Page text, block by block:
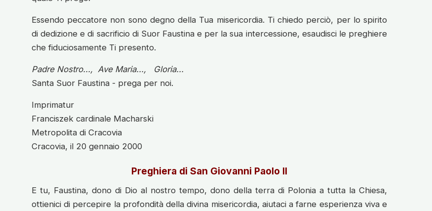
Essendo peccatore non sono degno della Tua misericordia. Ti chiedo perciò, per lo spirito
di dedizione e di sacrificio di Suor Faustina e per la sua intercessione, esaudisci le preghiere
che fiduciosamente Ti presento.
Padre Nostro..., Ave Maria..., Gloria...
Santa Suor Faustina - prega per noi.
Imprimatur
Franciszek cardinale Macharski
Metropolita di Cracovia
Cracovia, il 20 gennaio 2000
Preghiera di San Giovanni Paolo II
E tu, Faustina, dono di Dio al nostro tempo, dono della terra di Polonia a tutta la Chiesa,
ottienici di percepire la profondità della divina misericordia, aiutaci a farne esperienza viva e